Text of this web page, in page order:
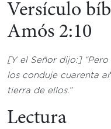
Versículo
Amós 2:10
[Y el Señor dijo:] “Pero
los conduje cuarenta
tierra de ellos.”
Lectura